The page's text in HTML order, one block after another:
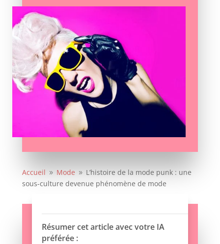
Accueil 9 Mode 9 L’histoire de la mode punk : une
sous-culture devenue phénomène de mode
Résumer cet article avec votre IA
préférée :